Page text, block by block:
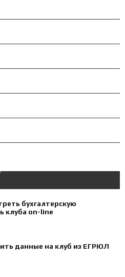
бухгалтерскую
клуба on-line
данные на клуб из ЕГРЮЛ